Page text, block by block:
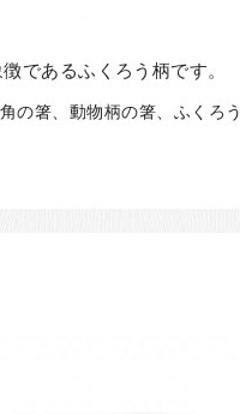
であるふくろう柄です。
の箸、動物柄の箸、ふくろう